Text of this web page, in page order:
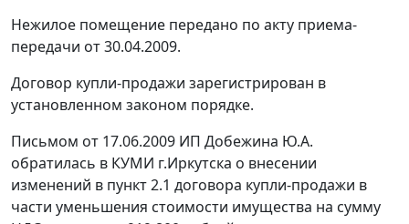
Нежилое помещение передано по акту приема-
передачи от 30.04.2009.
Договор купли-продажи зарегистрирован в
установленном законом порядке.
Письмом от 17.06.2009 ИП Добежина Ю.А.
обратилась в КУМИ г.Иркутска о внесении
изменений в пункт 2.1 договора купли-продажи в
части уменьшения стоимости имущества на сумму